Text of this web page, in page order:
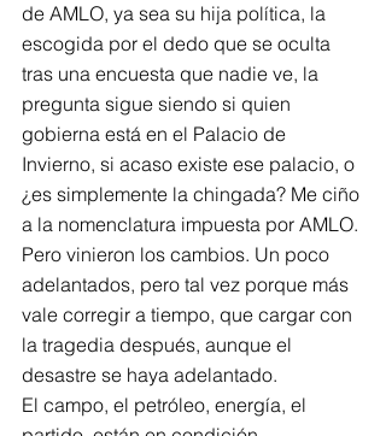
de AMLO, ya sea su hija política, la
escogida por el dedo que se oculta
tras una encuesta que nadie ve, la
pregunta sigue siendo si quien
gobierna está en el Palacio de
Invierno, si acaso existe ese palacio, o
¿es simplemente la chingada? Me ciño
a la nomenclatura impuesta por AMLO.
Pero vinieron los cambios. Un poco
adelantados, pero tal vez porque más
vale corregir a tiempo, que cargar con
la tragedia después, aunque el
desastre se haya adelantado.
El campo, el petróleo, energía, el